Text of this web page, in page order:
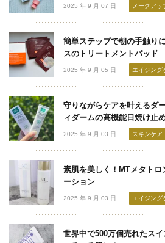
2025 年 9 月 07 日 メークアッ
簡単ステップで朝の手触り
スのトリートメントパッド
2025 年 9 月 05 日 エイジング
守りながらケアを叶えるダ
ィダームの高機能日焼け止
2025 年 9 月 03 日 スキンケア
素肌を美しく！MTメタトロ
ーション
2025 年 9 月 03 日 エイジング
世界中で500万個売れたス